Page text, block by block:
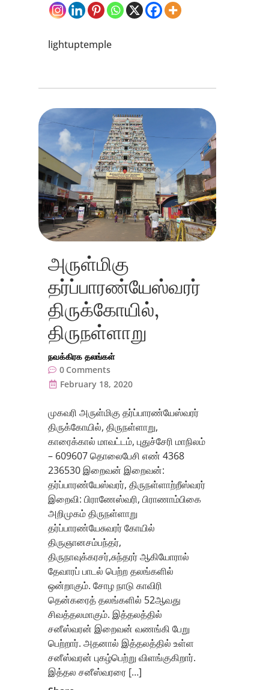
lightuptemple
அருள்மிகு
தர்ப்பாரண்யேஸ்வரர்
திருக்கோயில்,
திருநள்ளாறு
நவக்கிரக தலங்கள்
0 Comments
February 18, 2020
முகவரி அருள்மிகு தர்ப்பாரண்யேஸ்வரர்
திருக்கோயில், திருநள்ளாறு,
காரைக்கால் மாவட்டம், புதுச்சேரி மாநிலம்
– 609607 தொலைபேசி எண் 4368
236530 இறைவன் இறைவன்:
தர்ப்பாரண்யேஸ்வரர், திருநள்ளாற்றீஸ்வரர்
இறைவி: பிராணேஸ்வரி, பிராணாம்பிகை
அறிமுகம் திருநள்ளாறு
தர்ப்பாரண்யேசுவரர் கோயில்
திருஞானசம்பந்தர்,
திருநாவுக்கரசர்,சுந்தரர் ஆகியோரால்
தேவாரப் பாடல் பெற்ற தலங்களில்
ஒன்றாகும். சோ‌ழ நாடு காவிரி
தென்கரைத் தலங்களில் 52ஆவது
சிவத்தலமாகும். இத்தலத்தில்
சனீஸ்வரன் இறைவன் வணங்கி பேறு
பெற்றார். அதனால் இத்தலத்தில் உள்ள
சனீஸ்வரன் புகழ்பெற்று விளங்குகிறார்.
இத்தல சனீஸ்வரரை […]